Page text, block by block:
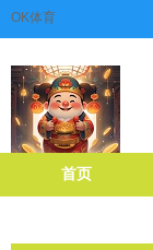
OK体育
首页